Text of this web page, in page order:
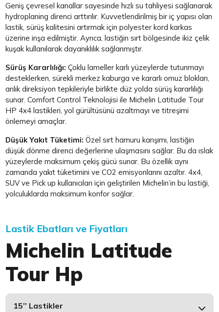
Geniş çevresel kanallar sayesinde hızlı su tahliyesi sağlanarak
hydroplaning direnci arttırılır. Kuvvetlendirilmiş bir iç yapısı olan
lastik, sürüş kalitesini artırmak için polyester kord karkas
üzerine inşa edilmiştir. Ayrıca, lastiğin sırt bölgesinde ikiz çelik
kuşak kullanılarak dayanıklılık sağlanmıştır.
Sürüş Kararlılığı: Çoklu lameller karlı yüzeylerde tutunmayı
desteklerken, sürekli merkez kaburga ve kararlı omuz blokları,
anlık direksiyon tepkileriyle birlikte düz yolda sürüş kararlılığı
sunar. Comfort Control Teknolojisi ile Michelin Latitude Tour
HP 4x4 lastikleri, yol gürültüsünü azaltmayı ve titreşimi
önlemeyi amaçlar.
Düşük Yakıt Tüketimi: Özel sırt hamuru karışımı, lastiğin
düşük dönme direnci değerlerine ulaşmasını sağlar. Bu da ıslak
yüzeylerde maksimum çekiş gücü sunar. Bu özellik aynı
zamanda yakıt tüketimini ve CO2 emisyonlarını azaltır. 4x4,
SUV ve Pick up kullanıcıları için geliştirilen Michelin’in bu lastiği,
yolculuklarda maksimum konfor sağlar.
Lastik Ebatları ve Fiyatları
Michelin Latitude
Tour Hp
15’’ Lastikler